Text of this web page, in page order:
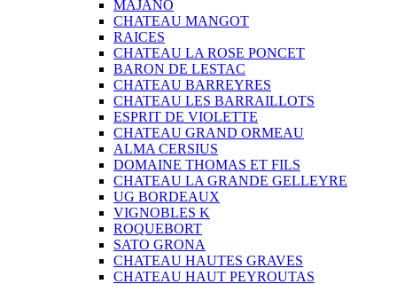
MAJANO
CHATEAU MANGOT
RAICES
CHATEAU LA ROSE PONCET
BARON DE LESTAC
CHATEAU BARREYRES
CHATEAU LES BARRAILLOTS
ESPRIT DE VIOLETTE
CHATEAU GRAND ORMEAU
ALMA CERSIUS
DOMAINE THOMAS ET FILS
CHATEAU LA GRANDE GELLEYRE
UG BORDEAUX
VIGNOBLES K
ROQUEBORT
SATO GRONA
CHATEAU HAUTES GRAVES
CHATEAU HAUT PEYROUTAS